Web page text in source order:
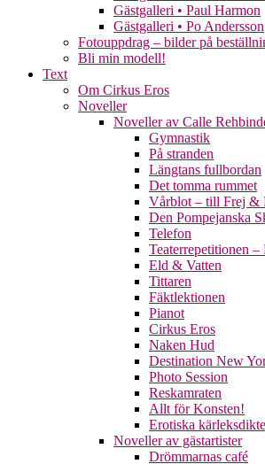
Gästgalleri • Paul Harmon
Gästgalleri • Po Andersson
Fotouppdrag – bilder på
Bli min modell!
Text
Om Cirkus Eros
Noveller
Noveller av Calle
Gymnastik
På stranden
Längtans fullbordan
Det tomma rummet
Vårblot – till Frej &
Den Pompejanska
Telefon
Teaterrepetitionen
Eld & Vatten
Tittaren
Fäktlektionen
Pianot
Cirkus Eros
Naken Hud
Destination New
Photo Session
Reskamraten
Allt för Konsten!
Erotiska
Noveller av gästartister
Drömmarnas café